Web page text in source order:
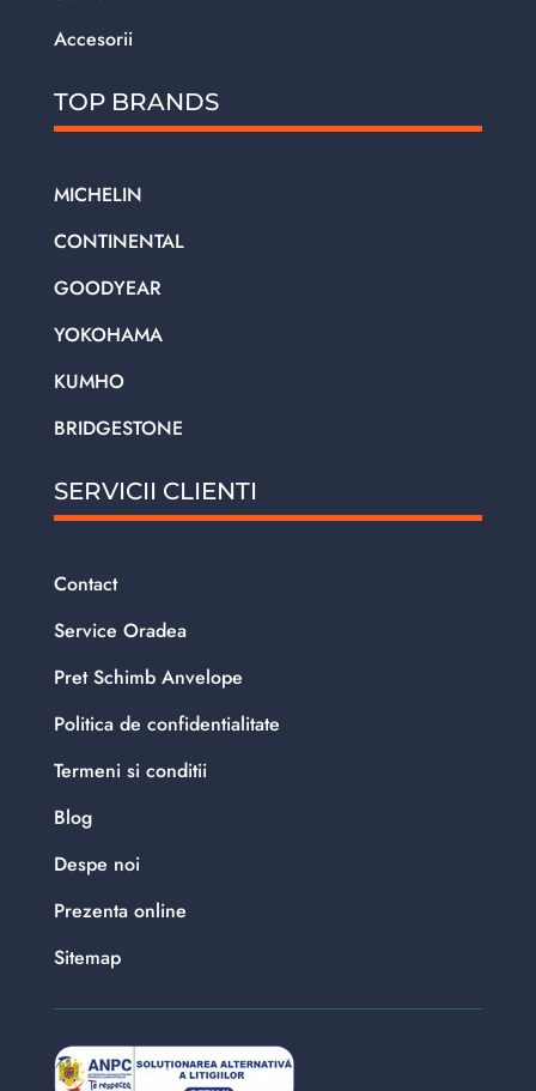
Accesorii
TOP BRANDS
MICHELIN
CONTINENTAL
GOODYEAR
YOKOHAMA
KUMHO
BRIDGESTONE
SERVICII CLIENTI
Contact
Service Oradea
Pret Schimb Anvelope
Politica de confidentialitate
Termeni si conditii
Blog
Despe noi
Prezenta online
Sitemap